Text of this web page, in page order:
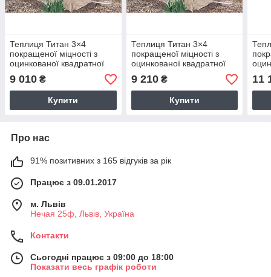
Теплиця Титан 3×4
покращеної міцності з
оцинкованої квадратної
труби з плівкою 150 мкм
9 010 ₴
Купити
Теплиця Титан 3×4
покращеної міцності з
оцинкованої квадратної
труби з плівкою 200 мкм
9 210₴
Купити
11
Про нас
91% позитивних з 165 відгуків за рік
Працює з 09.01.2017
м. Львів
Нечая 25ф, Львів, Україна
Контакти
Сьогодні працює з 09:00 до 18:00
Показати весь графік роботи